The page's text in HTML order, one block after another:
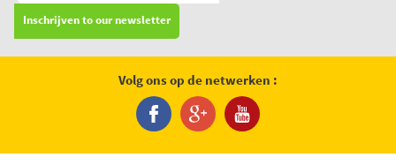
Inschrijven to our newsletter
Volg ons op de netwerken :